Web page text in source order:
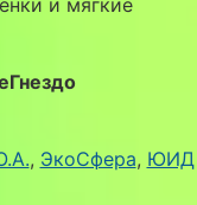
, ЭкоСфера, ЮИД